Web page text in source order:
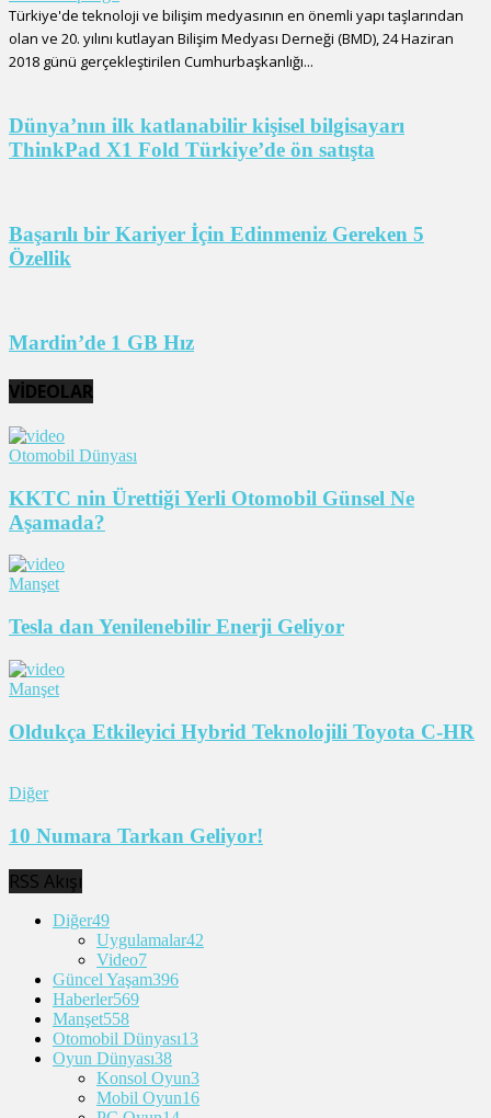
Türkiye'de teknoloji ve bilişim medyasının en önemli yapı taşlarından
olan ve 20. yılını kutlayan Bilişim Medyası Derneği (BMD), 24 Haziran
2018 günü gerçekleştirilen Cumhurbaşkanlığı...
Dünya’nın ilk katlanabilir kişisel bilgisayarı
ThinkPad X1 Fold Türkiye’de ön satışta
Başarılı bir Kariyer İçin Edinmeniz Gereken 5
Özellik
Mardin’de 1 GB Hız
VİDEOLAR
Otomobil Dünyası
KKTC nin Ürettiği Yerli Otomobil Günsel Ne
Aşamada?
Manşet
Tesla dan Yenilenebilir Enerji Geliyor
Manşet
Oldukça Etkileyici Hybrid Teknolojili Toyota C-HR
Diğer
10 Numara Tarkan Geliyor!
RSS Akışı
Diğer49
Uygulamalar42
Video7
Güncel Yaşam396
Haberler569
Manşet558
Otomobil Dünyası13
Oyun Dünyası38
Konsol Oyun3
Mobil Oyun16